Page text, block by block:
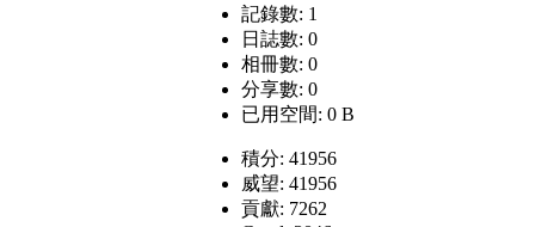
記錄數: 1
日誌數: 0
相冊數: 0
分享數: 0
已用空間: 0 B
積分: 41956
威望: 41956
貢獻: 7262